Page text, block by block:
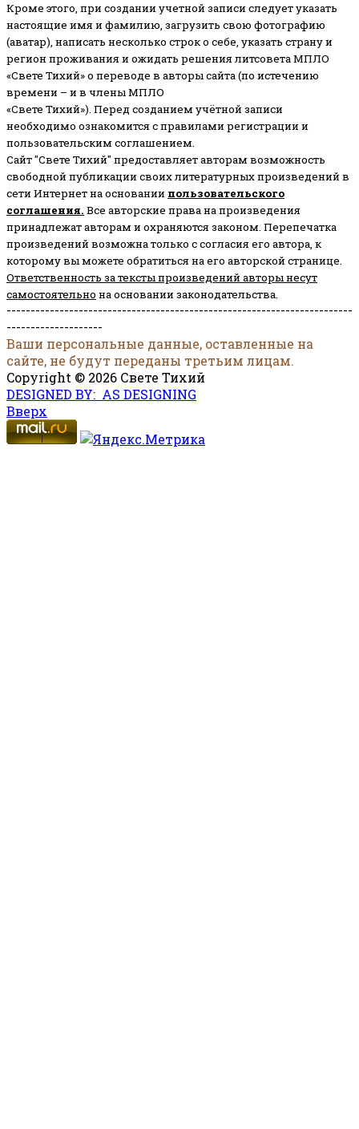
Кроме этого, при создании учетной записи следует указать
настоящие имя и фамилию, загрузить свою фотографию
(аватар), написать несколько строк о себе, указать страну и
регион проживания и ожидать решения литсовета МПЛО
«Свете Тихий» о переводе в авторы сайта (по истечению
времени – и в члены МПЛО
«Свете Тихий»). Перед созданием учётной записи
необходимо ознакомится с правилами регистрации и
пользовательским соглашением.
Сайт "Свете Тихий" предоставляет авторам возможность
свободной публикации своих литературных произведений в
сети Интернет на основании пользовательского
соглашения. Все авторские права на произведения
принадлежат авторам и охраняются законом. Перепечатка
произведений возможна только с согласия его автора, к
которому вы можете обратиться на его авторской странице.
Ответственность за тексты произведений авторы несут
самостоятельно на основании законодательства.
------------------------------------------------------------------------
--------------------
Ваши персональные данные, оставленные на
сайте, не будут переданы третьим лицам.
Copyright © 2026 Свете Тихий
DESIGNED BY: AS DESIGNING
Вверх